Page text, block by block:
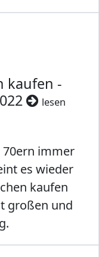
kaufen -
lesen
70ern immer
es wieder
kaufen
großen und